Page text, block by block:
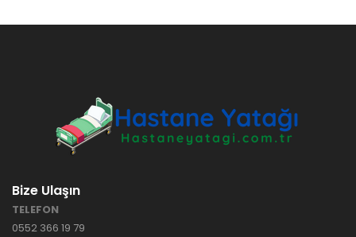
MOTORLU
KARYOLASI
ANKARA
HASTA
KARYOLASI
HK-70 – 3
Bize Ulaşın
TELEFON
0552 366 19 79